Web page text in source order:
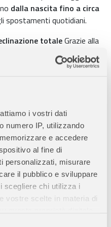
i vostri dati
numero IP, utilizzando
e accedere
al fine di
personalizzati, misurare
il pubblico e sviluppare
scegliere chi utilizza i
vostre scelte in materia di
dalla nascita fino a circa
spostamenti quotidiani.
totaleGrazie alla
, Beezy è adatto fin dai
comodamente durante
mano
con una sola mano
pubblici e piccoli spazi. Una
in movimento.
Leruote adatte a tutti i
su diverse
urbane e percorsi
bambino.